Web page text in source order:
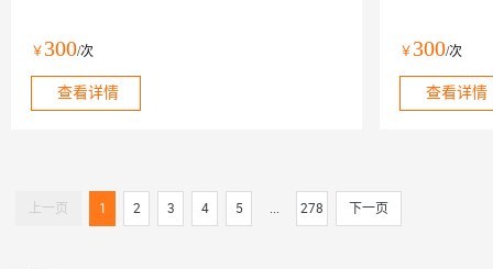
￥ 300/次
查看详情
员工，各司其
越用越懂你。
￥ 300/次
查看详情
上一页 1 2 3 4 5 ... 278 下一页